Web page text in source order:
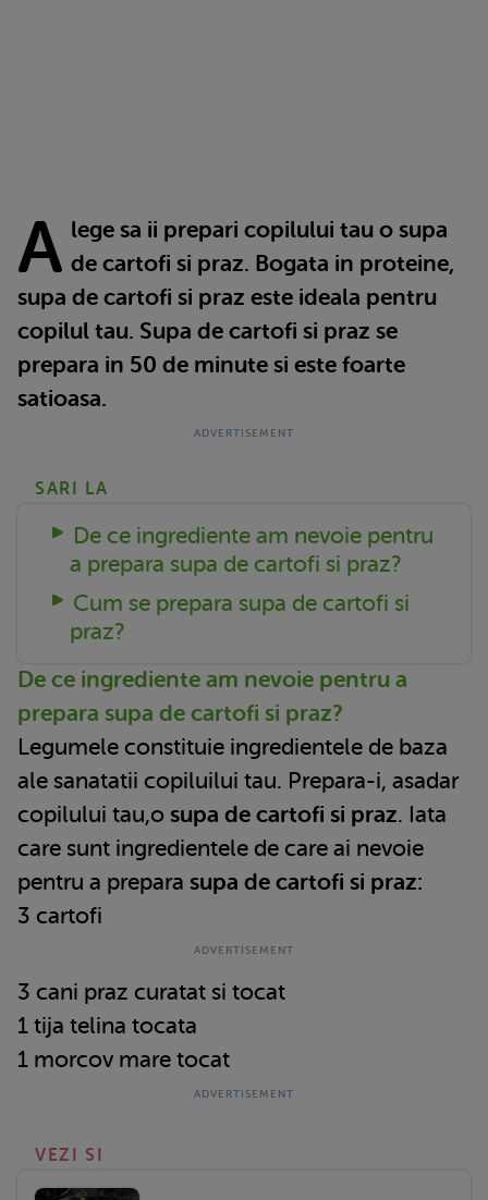
A lege sa ii prepari copilului tau o supa
de cartofi si praz. Bogata in proteine,
supa de cartofi si praz este ideala pentru
copilul tau. Supa de cartofi si praz se
prepara in 50 de minute si este foarte
satioasa.
SARI LA
De ce ingrediente am nevoie pentru
a prepara supa de cartofi si praz?
Cum se prepara supa de cartofi si
praz?
De ce ingrediente am nevoie pentru a
prepara supa de cartofi si praz?
Legumele constituie ingredientele de baza
ale sanatatii copiluilui tau. Prepara-i, asadar
copilului tau,o supa de cartofi si praz. Iata
care sunt ingredientele de care ai nevoie
pentru a prepara supa de cartofi si praz:
3 cartofi
3 cani praz curatat si tocat
1 tija telina tocata
1 morcov mare tocat
VEZI SI